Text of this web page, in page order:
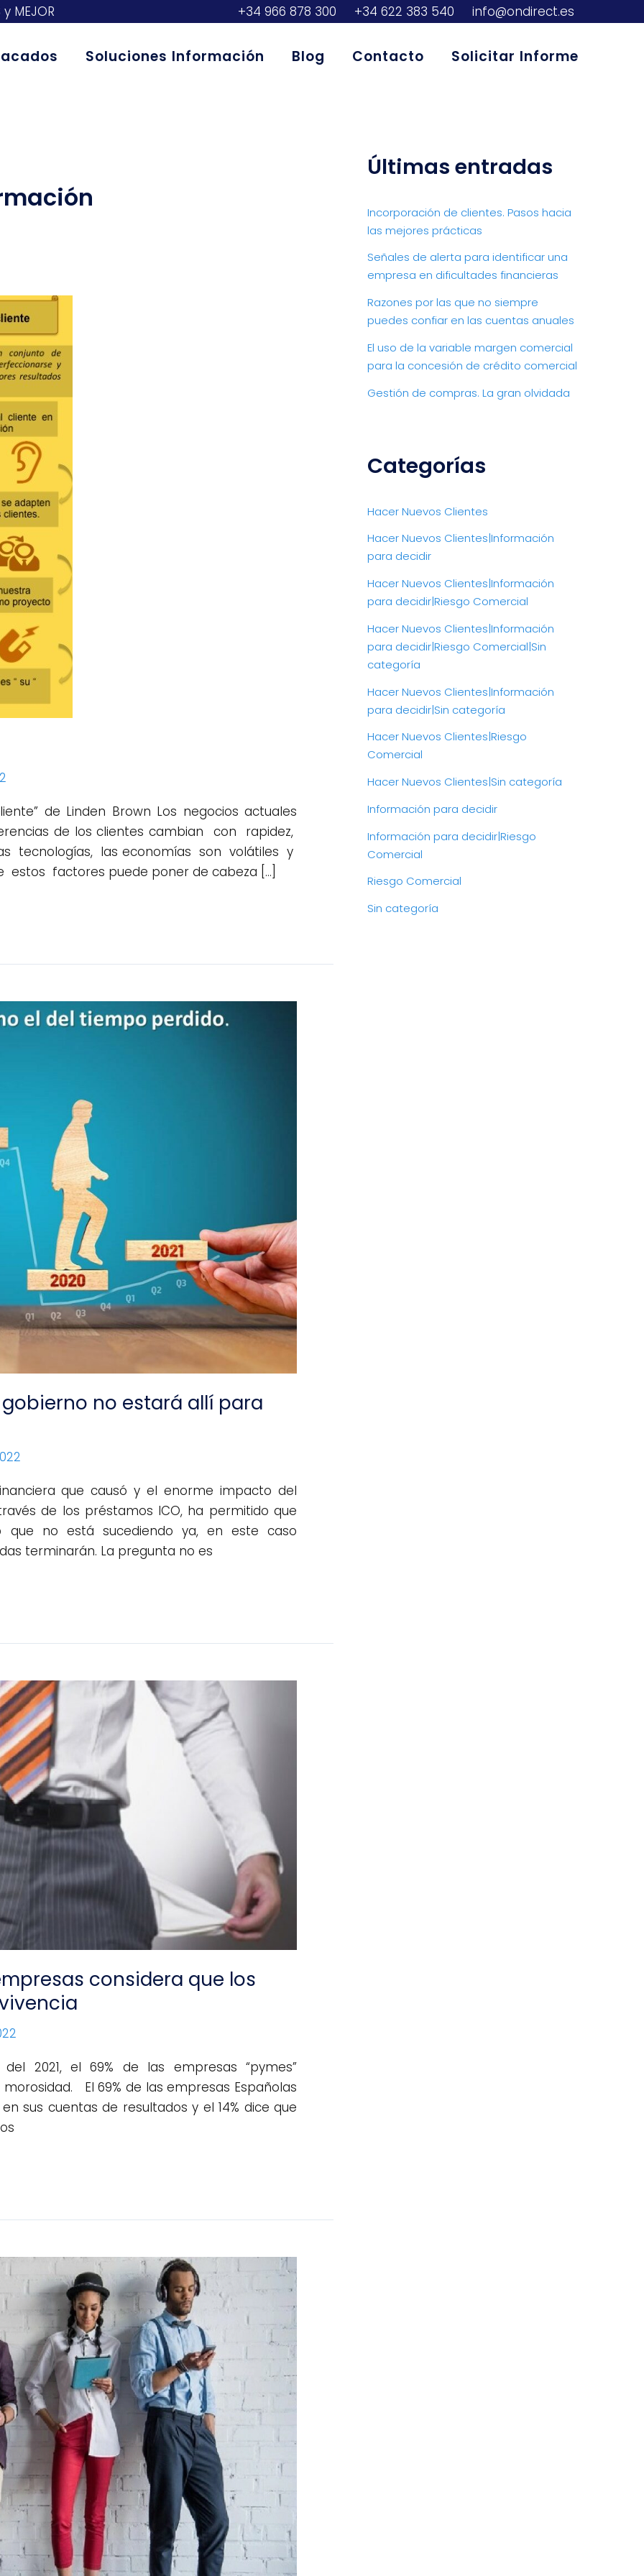
MEJOR +34 966 878 300 +34 622 383 540 info@ondirect.es
Soluciones Información Blog Contacto Solicitar Informe
de Linden Brown Los negocios actuales
de los clientes cambian con rapidez,
tecnologías, las economías son volátiles y
factores puede poner de cabeza […]
no estará allí para
que causó y el enorme impacto del
de los préstamos ICO, ha permitido que
que no está sucediendo ya, en este caso
terminarán. La pregunta no es
considera que los
2021, el 69% de las empresas “pymes”
El 69% de las empresas Españolas
sus cuentas de resultados y el 14% dice que
Últimas entradas
Incorporación de clientes. Pasos hacia
las mejores prácticas
Señales de alerta para identificar una
empresa en dificultades financieras
Razones por las que no siempre
puedes confiar en las cuentas anuales
El uso de la variable margen comercial
para la concesión de crédito comercial
Gestión de compras. La gran olvidada
Categorías
Hacer Nuevos Clientes
Hacer Nuevos Clientes|Información
para decidir
Hacer Nuevos Clientes|Información
para decidir|Riesgo Comercial
Hacer Nuevos Clientes|Información
para decidir|Riesgo Comercial|Sin
categoría
Hacer Nuevos Clientes|Información
para decidir|Sin categoría
Hacer Nuevos Clientes|Riesgo
Comercial
Hacer Nuevos Clientes|Sin categoría
Información para decidir
Información para decidir|Riesgo
Comercial
Riesgo Comercial
Sin categoría